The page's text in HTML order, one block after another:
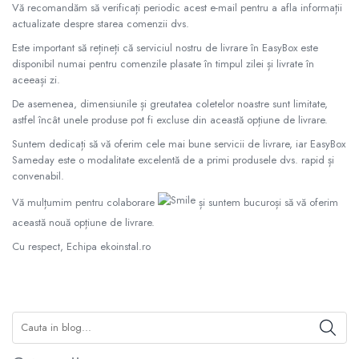
Radiatoare Otel Vogel&Noot
Radiatoare Otel Korado
Radiatoare de Baie Purmo Banga
Automatizare Termostate
Detectoare
Termostate centrala ambient
Detectoare de gaz si electrovalve
Detectoare de inundatie
Automatizari centrala termica
Panouri solare apa calda
Kituri panouri solare apa calda
Teava flexibila inox si fitinguri panouri
solare
Vă recomandăm să verificați periodic acest e-mail pentru a afla informații
actualizate despre starea comenzii dvs.
Este important să rețineți că serviciul nostru de livrare în EasyBox este
disponibil numai pentru comenzile plasate în timpul zilei și livrate în
aceeași zi.
De asemenea, dimensiunile și greutatea coletelor noastre sunt limitate,
astfel încât unele produse pot fi excluse din această opțiune de livrare.
Suntem dedicați să vă oferim cele mai bune servicii de livrare, iar EasyBox
Sameday este o modalitate excelentă de a primi produsele dvs. rapid și
convenabil.
Vă mulțumim pentru colaborare
și suntem bucuroși să vă oferim
această nouă opțiune de livrare.
Cu respect, Echipa ekoinstal.ro